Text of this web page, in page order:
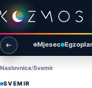
Preskoči na sadržaj
Otvori izbornik
Otvori pretragu
Mjesec
Naslovnica Svemir
SVEMIR